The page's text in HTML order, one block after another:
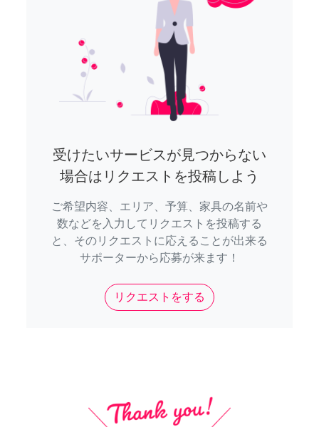
受けたいサービスが見つからない
場合はリクエストを投稿しよう
ご希望内容、エリア、予算、家具の名前や
数などを入力してリクエストを投稿する
と、そのリクエストに応えることが出来る
サポーターから応募が来ます！
リクエストをする